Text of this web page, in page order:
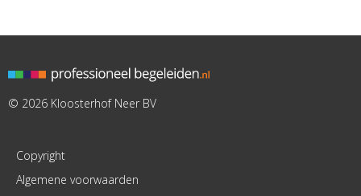
© 2026 Kloosterhof Neer BV
Copyright
Algemene voorwaarden